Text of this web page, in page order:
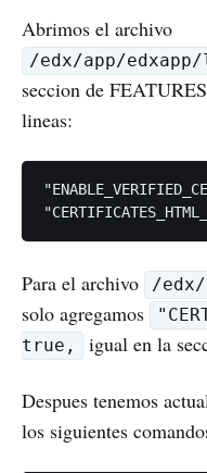
Abrimos el archivo
/edx/app/
seccion de
lineas:
Para el archivo /edx/
solo agregamos
true,
igual en la
Despues tenemos
los siguientes